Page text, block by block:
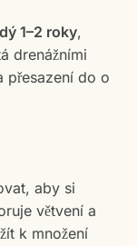
1–2 roky,
drenážními
přesazení do o
aby si
větvení a
k množení